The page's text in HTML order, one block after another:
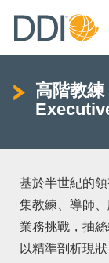
高階教
基於半世紀的
集教練、導師
業務挑戰，抽
以精準剖析現